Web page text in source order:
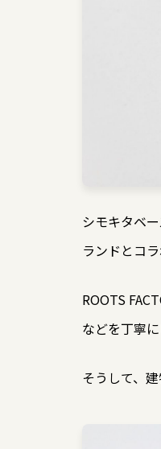
シモキタベ
ランドとコ
ROOTS
などを丁寧
そうして、